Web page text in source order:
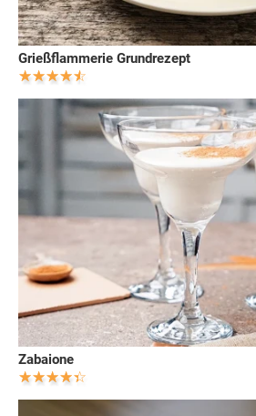
Grießflammerie Grundrezept
Zabaione